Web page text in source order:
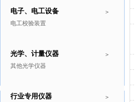
>
电子、电工设备
电工校验装置
>
光学、计量仪器
其他光学仪器
>
行业专用仪器
推广商品 更多>>